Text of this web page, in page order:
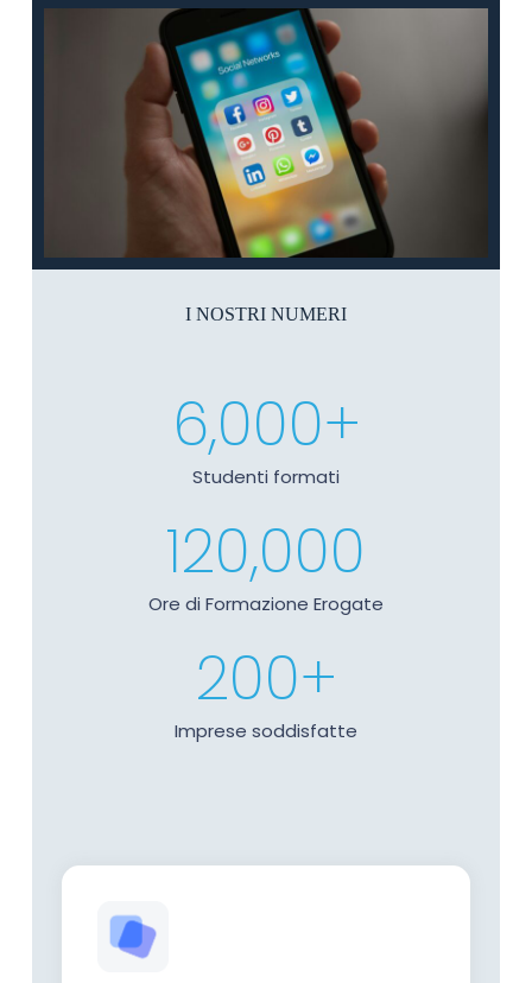
I NOSTRI NUMERI
Studenti formati
6,000+
Ore di Formazione Erogate
120,000
Imprese soddisfatte
200+